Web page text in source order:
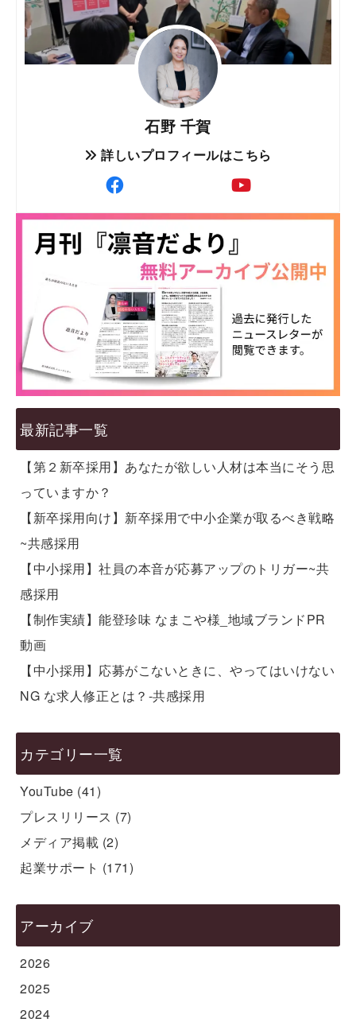
石野 千賀
詳しいプロフィールはこちら
最新記事一覧
【第２新卒採用】あなたが欲しい人材は本当にそう思
っていますか？
【新卒採用向け】新卒採用で中小企業が取るべき戦略
~共感採用
【中小採用】社員の本音が応募アップのトリガー~共
感採用
【制作実績】能登珍味 なまこや様_地域ブランドPR
動画
【中小採用】応募がこないときに、やってはいけない
NG な求人修正とは？-共感採用
カテゴリー一覧
YouTube (41)
プレスリリース (7)
メディア掲載 (2)
起業サポート (171)
アーカイブ
2026
2025
2024